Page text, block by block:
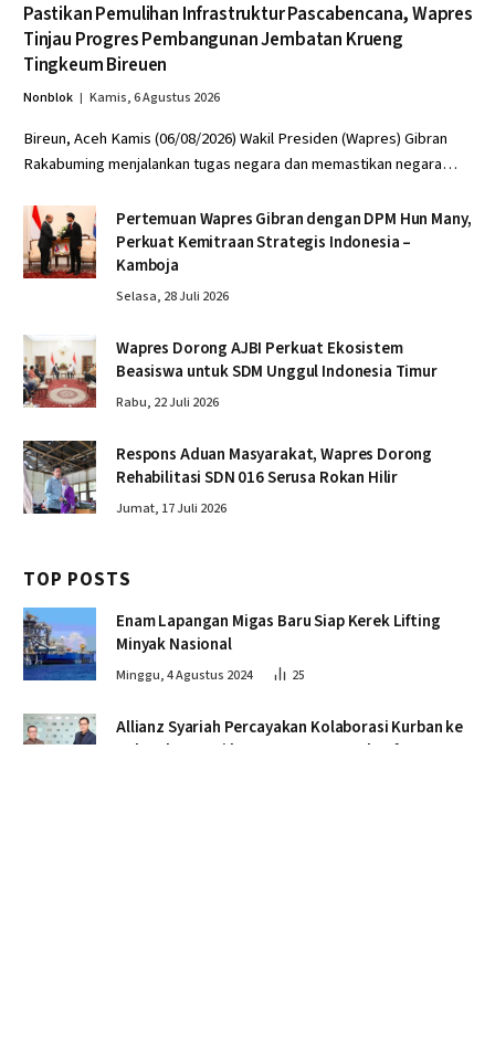
Pastikan Pemulihan Infrastruktur Pascabencana, Wapres
Tinjau Progres Pembangunan Jembatan Krueng
Tingkeum Bireuen
Nonblok Kamis, 6 Agustus 2026
Bireun, Aceh Kamis (06/08/2026) Wakil Presiden (Wapres) Gibran
Rakabuming menjalankan tugas negara dan memastikan negara…
Pertemuan Wapres Gibran dengan DPM Hun Many,
Perkuat Kemitraan Strategis Indonesia –
Kamboja
Selasa, 28 Juli 2026
Wapres Dorong AJBI Perkuat Ekosistem
Beasiswa untuk SDM Unggul Indonesia Timur
Rabu, 22 Juli 2026
Respons Aduan Masyarakat, Wapres Dorong
Rehabilitasi SDN 016 Serusa Rokan Hilir
Jumat, 17 Juli 2026
TOP POSTS
Enam Lapangan Migas Baru Siap Kerek Lifting
Minyak Nasional
Minggu, 4 Agustus 2024 25
Allianz Syariah Percayakan Kolaborasi Kurban ke
Pelosok Negeri bersama Dompet Dhuafa